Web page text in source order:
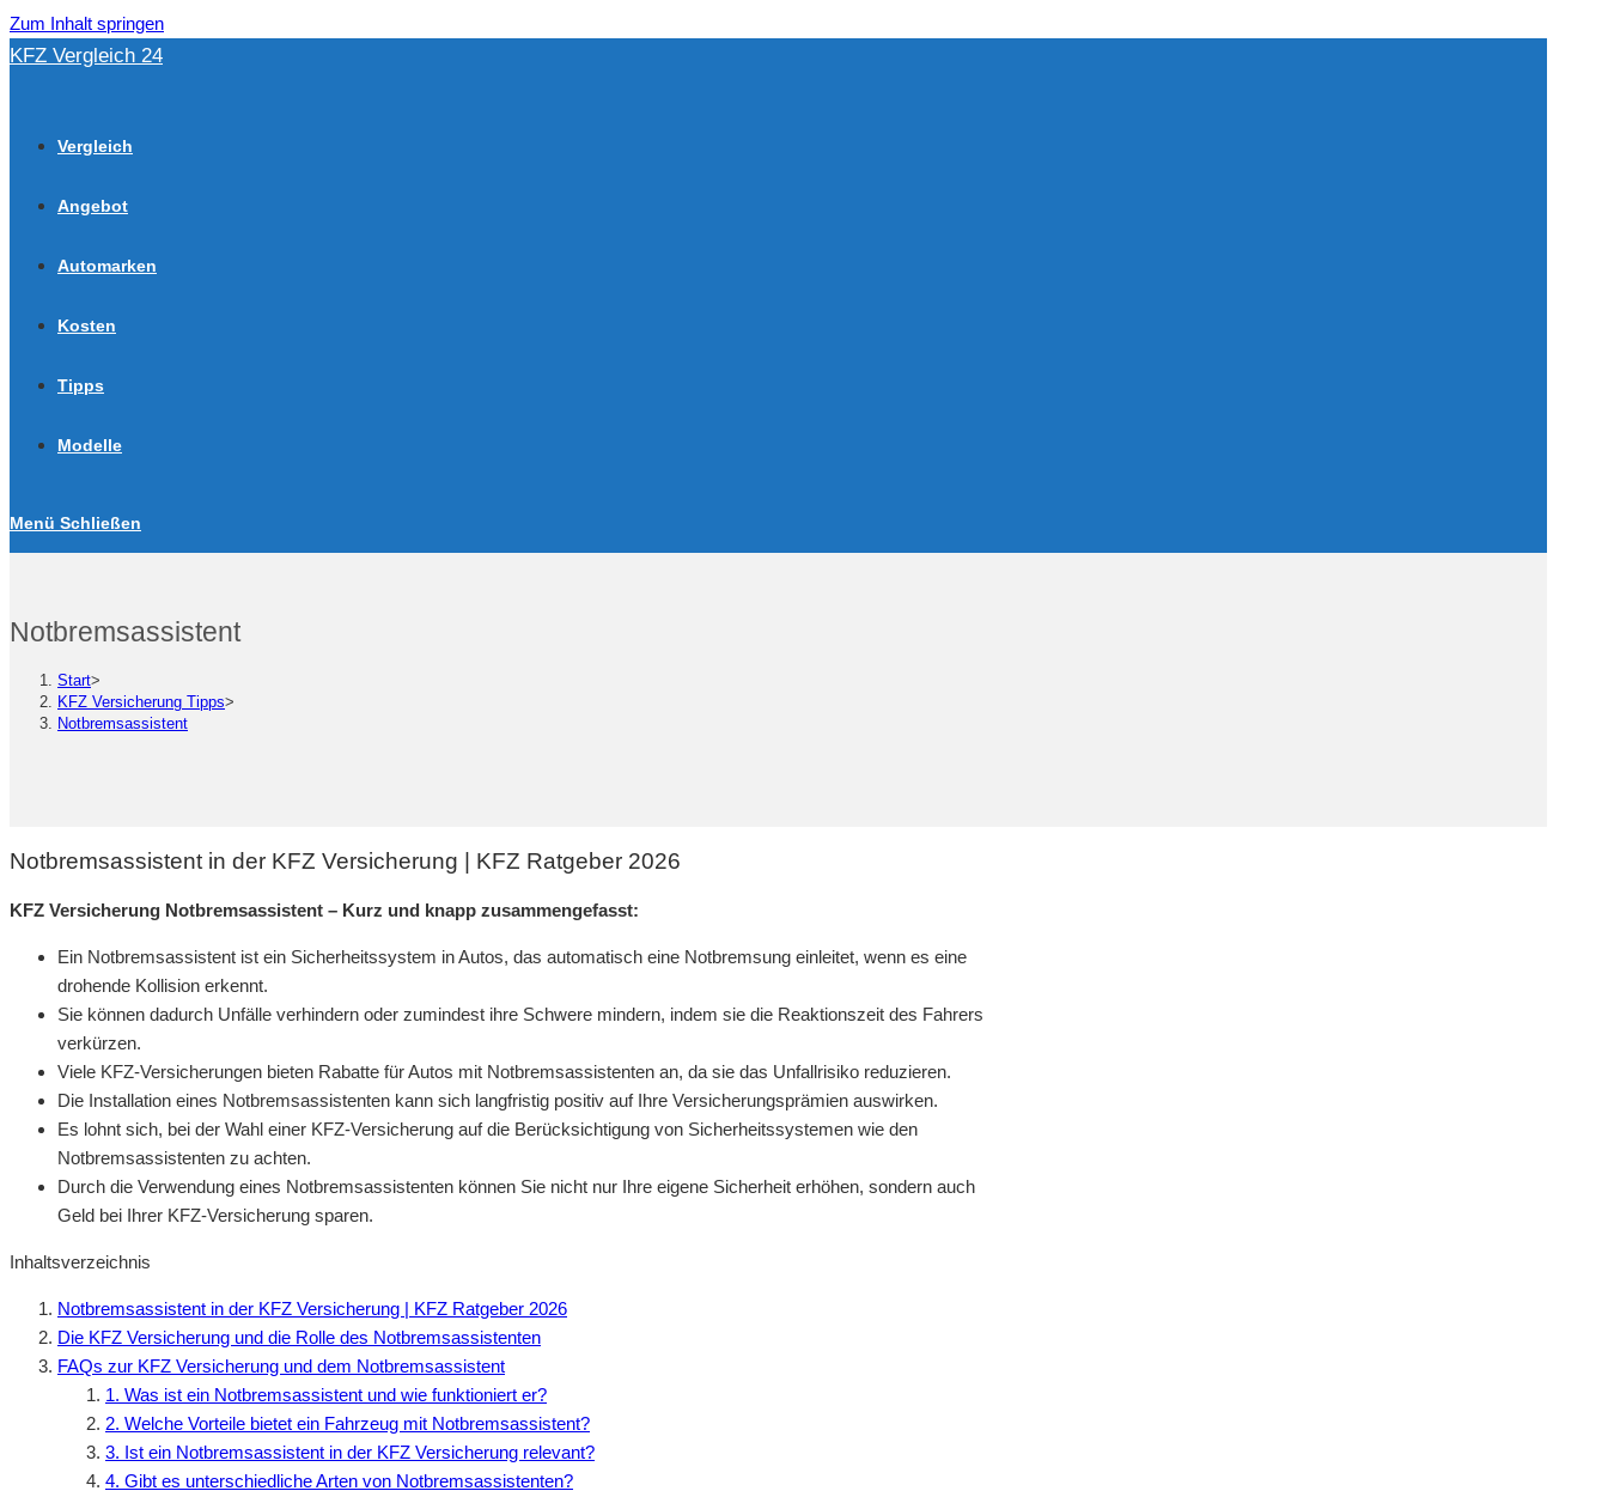
Zum Inhalt springen
KFZ Vergleich 24
Vergleich
Angebot
Automarken
Kosten
Tipps
Modelle
Menü Schließen
Notbremsassistent
Start>
KFZ Versicherung Tipps>
Notbremsassistent
Notbremsassistent in der KFZ Versicherung | KFZ Ratgeber 2026
KFZ Versicherung Notbremsassistent – Kurz und knapp zusammengefasst:
Ein Notbremsassistent ist ein Sicherheitssystem in Autos, das automatisch eine Notbremsung einleitet, wenn es eine
drohende Kollision erkennt.
Sie können dadurch Unfälle verhindern oder zumindest ihre Schwere mindern, indem sie die Reaktionszeit des Fahrers
verkürzen.
Viele KFZ-Versicherungen bieten Rabatte für Autos mit Notbremsassistenten an, da sie das Unfallrisiko reduzieren.
Die Installation eines Notbremsassistenten kann sich langfristig positiv auf Ihre Versicherungsprämien auswirken.
Es lohnt sich, bei der Wahl einer KFZ-Versicherung auf die Berücksichtigung von Sicherheitssystemen wie den
Notbremsassistenten zu achten.
Durch die Verwendung eines Notbremsassistenten können Sie nicht nur Ihre eigene Sicherheit erhöhen, sondern auch
Geld bei Ihrer KFZ-Versicherung sparen.
Inhaltsverzeichnis
Notbremsassistent in der KFZ Versicherung | KFZ Ratgeber 2026
Die KFZ Versicherung und die Rolle des Notbremsassistenten
FAQs zur KFZ Versicherung und dem Notbremsassistent
1. Was ist ein Notbremsassistent und wie funktioniert er?
2. Welche Vorteile bietet ein Fahrzeug mit Notbremsassistent?
3. Ist ein Notbremsassistent in der KFZ Versicherung relevant?
4. Gibt es unterschiedliche Arten von Notbremsassistenten?